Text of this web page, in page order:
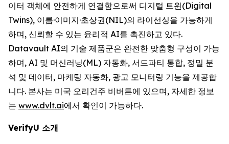
이터 객체에 안전하게 연결함으로써 디지털 트윈(Digital
Twins), 이름·이미지·초상권(NIL)의 라이선싱을 가능하게
하며, 신뢰할 수 있는 윤리적 AI를 촉진하고 있다.
Datavault AI의 기술 제품군은 완전한 맞춤형 구성이 가능
하며, AI 및 머신러닝(ML) 자동화, 서드파티 통합, 정밀 분
석 및 데이터, 마케팅 자동화, 광고 모니터링 기능을 제공합
니다. 본사는 미국 오리건주 비버튼에 있으며, 자세한 정보
는 www.dvlt.ai에서 확인이 가능하다.
VerifyU 소개